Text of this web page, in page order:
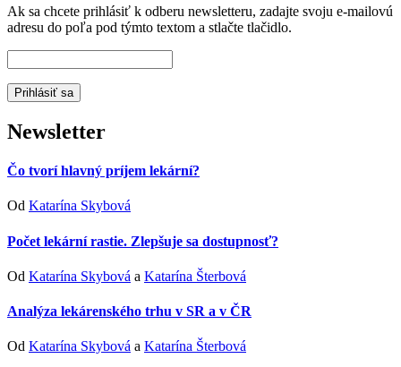
Ak sa chcete prihlásiť k odberu newsletteru, zadajte svoju e-mailovú
adresu do poľa pod týmto textom a stlačte tlačidlo.
Newsletter
Čo tvorí hlavný príjem lekární?
Od Katarína Skybová
Počet lekární rastie. Zlepšuje sa dostupnosť?
Od Katarína Skybová a Katarína Šterbová
Analýza lekárenského trhu v SR a v ČR
Od Katarína Skybová a Katarína Šterbová